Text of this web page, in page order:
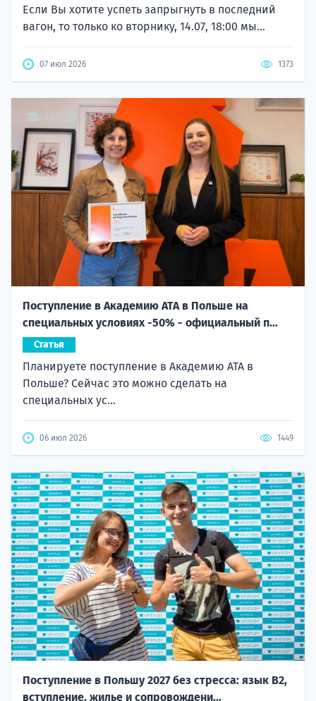
Если Вы хотите успеть запрыгнуть в последний
вагон, то только ко вторнику, 14.07, 18:00 мы...
07 июл 2026 1373
Поступление в Академию ATA в Польше на
специальных условиях -50% - официальный п...
Статья
Планируете поступление в Академию ATA в
Польше? Сейчас это можно сделать на
специальных ус...
06 июл 2026 1449
Поступление в Польшу 2027 без стресса: язык B2,
вступление, жилье и сопровождени...